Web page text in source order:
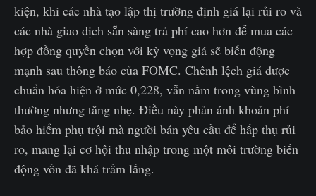
kiện, khi các nhà tạo lập thị trường định giá lại rủi ro và
các nhà giao dịch sẵn sàng trả phí cao hơn để mua các
hợp đồng quyền chọn với kỳ vọng giá sẽ biến động
mạnh sau thông báo của FOMC. Chênh lệch giá được
chuẩn hóa hiện ở mức 0,228, vẫn nằm trong vùng bình
thường nhưng tăng nhẹ. Điều này phản ánh khoản phí
bảo hiểm phụ trội mà người bán yêu cầu để hấp thụ rủi
ro, mang lại cơ hội thu nhập trong một môi trường biến
động vốn đã khá trầm lắng.